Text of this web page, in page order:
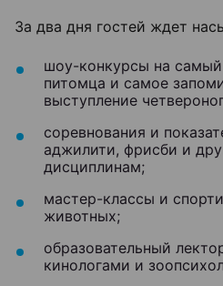
За два дня гостей ждет
шоу-конкурсы на
питомца и самое
выступление
соревнования и
аджилити, фрисби и
дисциплинам;
мастер-классы и
животных;
образовательный
кинологами и